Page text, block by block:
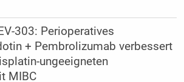
303: Perioperatives
+ Pembrolizumab verbessert
ungeeigneten
MIBC